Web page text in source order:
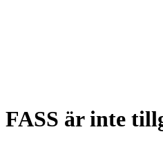
FASS är inte